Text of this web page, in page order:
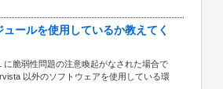
ールを使用しているか教えてく
脆弱性問題の注意喚起がなされた場合で
以外のソフトウェアを使用している環